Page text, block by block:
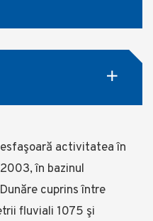
activitatea în
în bazinul
cuprins între
fluviali 1075 şi